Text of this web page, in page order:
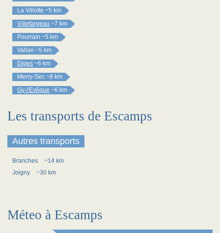
La Villotte ~5 km
Villefargeau ~7 km
Pourrain ~5 km
Vallan ~5 km
Diges ~6 km
Merry-Sec ~8 km
Gy-l'Evêque ~6 km
Les transports de Escamps
Autres transports
Branches
~14 km
Joigny
~30 km
Méteo à Escamps